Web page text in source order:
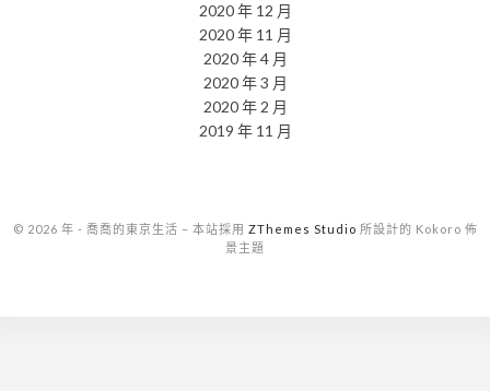
2020 年 12 月
2020 年 11 月
2020 年 4 月
2020 年 3 月
2020 年 2 月
2019 年 11 月
© 2026 年 - 喬喬的東京生活 – 本站採用 ZThemes Studio 所設計的 Kokoro 佈
景主題